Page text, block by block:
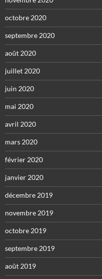
octobre 2020
septembre 2020
août 2020
juillet 2020
juin 2020
mai 2020
avril 2020
mars 2020
février 2020
janvier 2020
décembre 2019
novembre 2019
octobre 2019
septembre 2019
août 2019